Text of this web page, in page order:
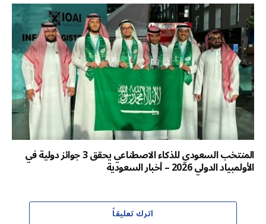
المنتخب السعودي للذكاء الاصطناعي يحقق 3 جوائز دولية في
الأولمبياد الدولي 2026 – أخبار السعودية
اترك تعليقاً